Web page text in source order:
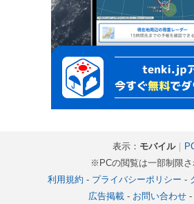
表示： モバイル｜
※PCの閲覧は一部制限さ
利用規約 - プライバシーポリシー -
広告掲載- お問い合わせ-